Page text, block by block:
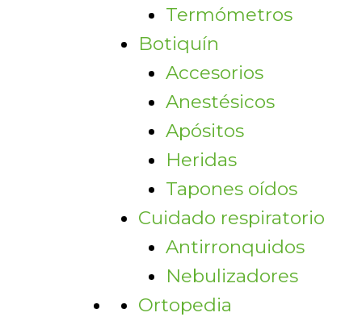
Termómetros
Botiquín
Accesorios
Anestésicos
Apósitos
Heridas
Tapones oídos
Cuidado respiratorio
Antirronquidos
Nebulizadores
Ortopedia